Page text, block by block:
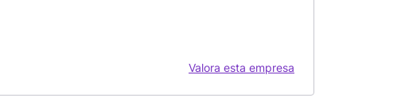
Valora esta empresa